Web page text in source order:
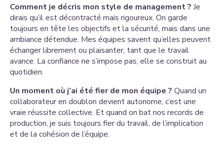
Comment je décris mon style de management ? Je
dirais qu’il est décontracté mais rigoureux. On garde
toujours en tête les objectifs et la sécurité, mais dans une
ambiance détendue. Mes équipes savent qu’elles peuvent
échanger librement ou plaisanter, tant que le travail
avance. La confiance ne s’impose pas, elle se construit au
quotidien.
Un moment où j’ai été fier de mon équipe ? Quand un
collaborateur en doublon devient autonome, c’est une
vraie réussite collective. Et quand on bat nos records de
production, je suis toujours fier du travail, de l’implication
et de la cohésion de l’équipe.